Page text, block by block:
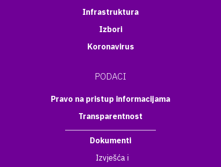
Infrastruktura
Izbori
Koronavirus
PODACI
Pravo na pristup informacijama
Transparentnost
Dokumenti
Izvješća i